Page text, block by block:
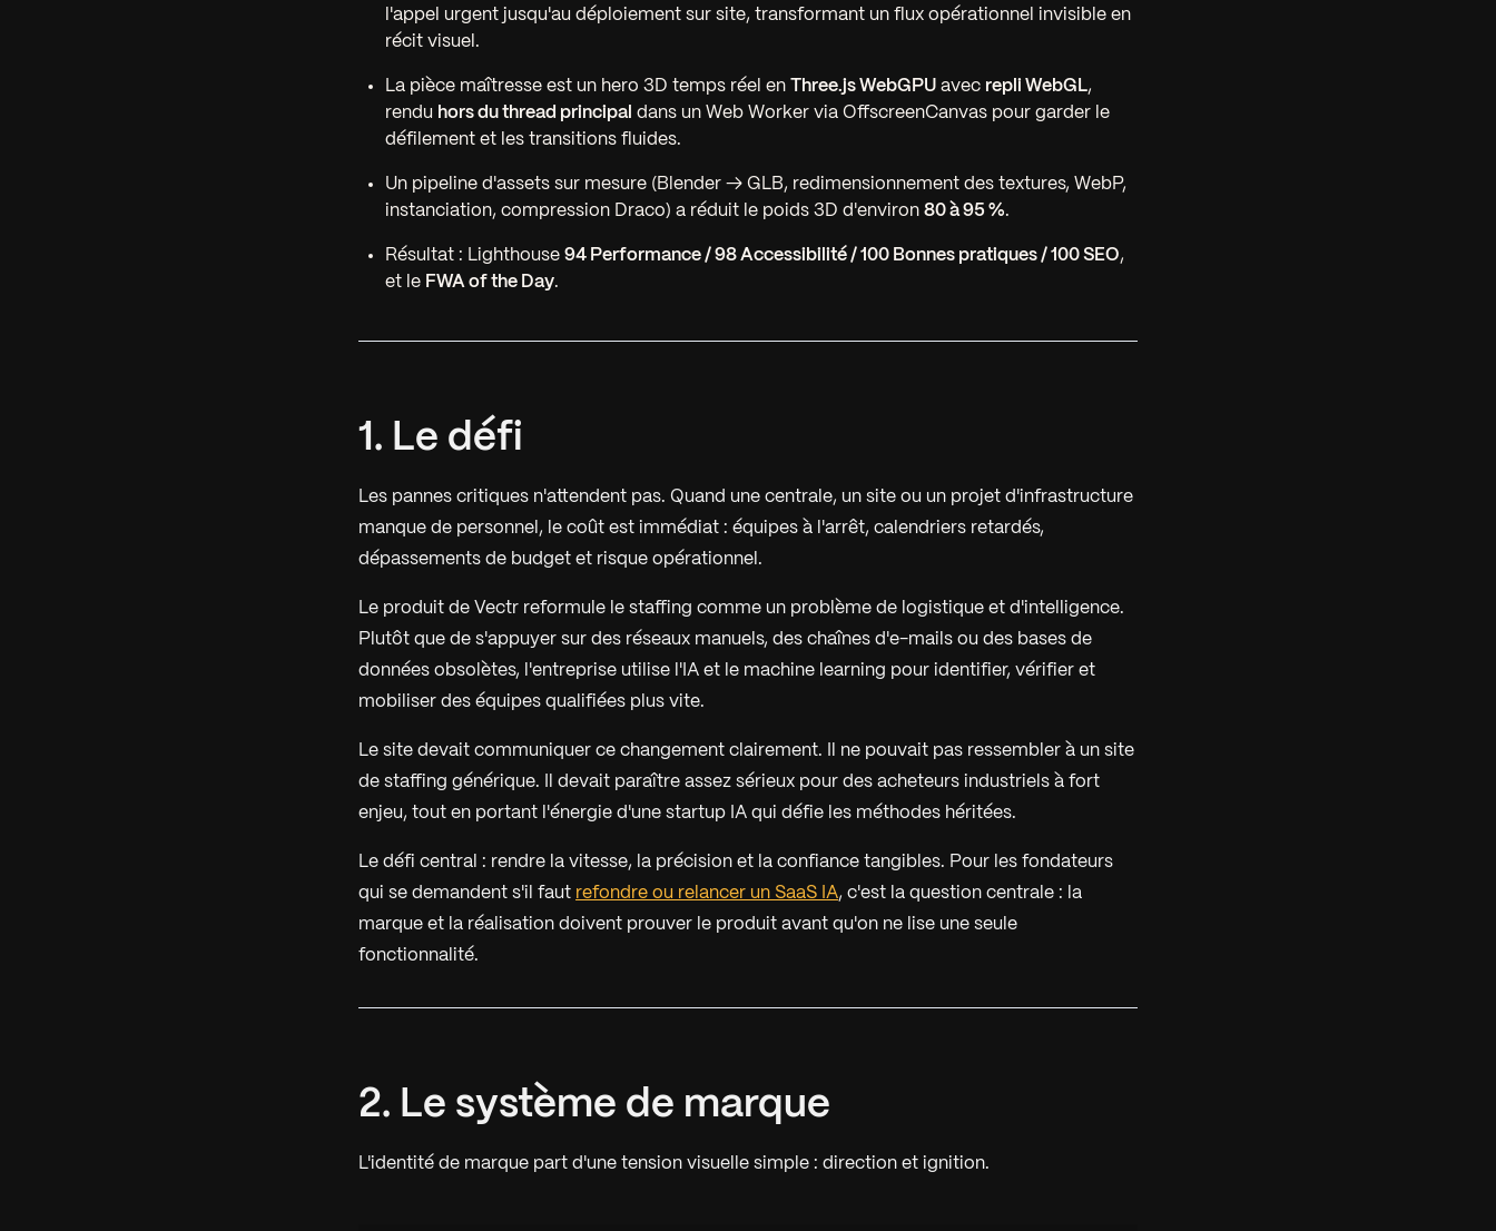
l'appel urgent jusqu'au déploiement sur site, transformant un flux opérationnel invisible en
récit visuel.
La pièce maîtresse est un hero 3D temps réel en Three.js WebGPU avec repli WebGL,
rendu hors du thread principal dans un Web Worker via OffscreenCanvas pour garder le
défilement et les transitions fluides.
Un pipeline d'assets sur mesure (Blender → GLB, redimensionnement des textures, WebP,
instanciation, compression Draco) a réduit le poids 3D d'environ 80 à 95 %.
Résultat : Lighthouse 94 Performance / 98 Accessibilité / 100 Bonnes pratiques / 100 SEO,
et le FWA of the Day.
1. Le défi
Les pannes critiques n'attendent pas. Quand une centrale, un site ou un projet d'infrastructure
manque de personnel, le coût est immédiat : équipes à l'arrêt, calendriers retardés,
dépassements de budget et risque opérationnel.
Le produit de Vectr reformule le staffing comme un problème de logistique et d'intelligence.
Plutôt que de s'appuyer sur des réseaux manuels, des chaînes d'e-mails ou des bases de
données obsolètes, l'entreprise utilise l'IA et le machine learning pour identifier, vérifier et
mobiliser des équipes qualifiées plus vite.
Le site devait communiquer ce changement clairement. Il ne pouvait pas ressembler à un site
de staffing générique. Il devait paraître assez sérieux pour des acheteurs industriels à fort
enjeu, tout en portant l'énergie d'une startup IA qui défie les méthodes héritées.
Le défi central : rendre la vitesse, la précision et la confiance tangibles. Pour les fondateurs
qui se demandent s'il faut refondre ou relancer un SaaS IA, c'est la question centrale : la
marque et la réalisation doivent prouver le produit avant qu'on ne lise une seule
fonctionnalité.
2. Le système de marque
L'identité de marque part d'une tension visuelle simple : direction et ignition.